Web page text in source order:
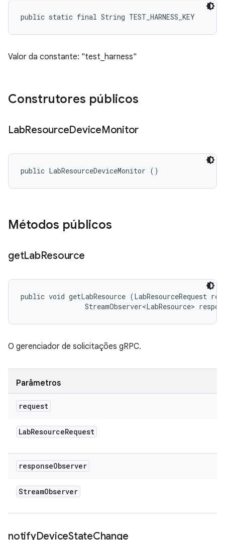
public static final String TEST_HARNESS_KEY
Valor da constante: "test_harness"
Construtores públicos
LabResourceDeviceMonitor
public LabResourceDeviceMonitor ()
Métodos públicos
getLabResource
public void getLabResource (LabResourceRequest
StreamObserver<LabResource>
O gerenciador de solicitações gRPC.
Parâmetros
request
LabResourceRequest
responseObserver
StreamObserver
notifyDeviceStateChange